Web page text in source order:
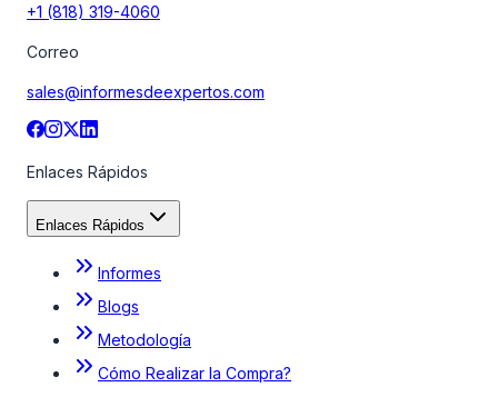
+1 (818) 319-4060
Correo
sales@informesdeexpertos.com
Enlaces Rápidos
Enlaces Rápidos
Informes
Blogs
Metodología
Cómo Realizar la Compra?